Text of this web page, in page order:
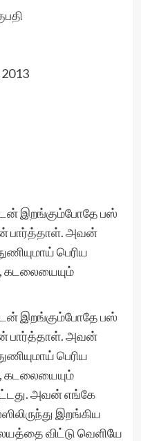
இறங்கும்போதே பஸ்
பார்த்தாள். அவன்
பெரிய
கடலையையும்
இறங்கும்போதே பஸ்
பார்த்தாள். அவன்
பெரிய
கடலையையும்
அவன் எங்கே
இறங்கிய
விட்டு வெளியே